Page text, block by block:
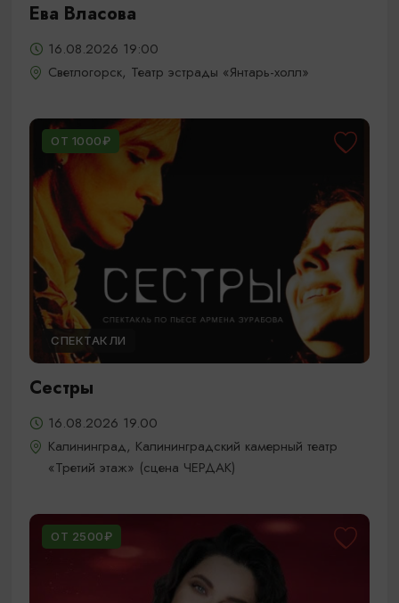
Ева Власова
16.08.2026 19:00
Светлогорск, Театр эстрады «Янтарь-холл»
ОТ 1000₽
СПЕКТАКЛИ
Сестры
16.08.2026 19.00
Калининград, Калининградский камерный театр
«Третий этаж» (сцена ЧЕРДАК)
ОТ 2500₽